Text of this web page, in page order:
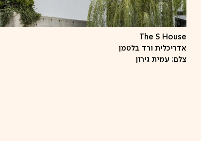
The S House
אדריכלית ורד בלטמן
צלם: עמית גירון